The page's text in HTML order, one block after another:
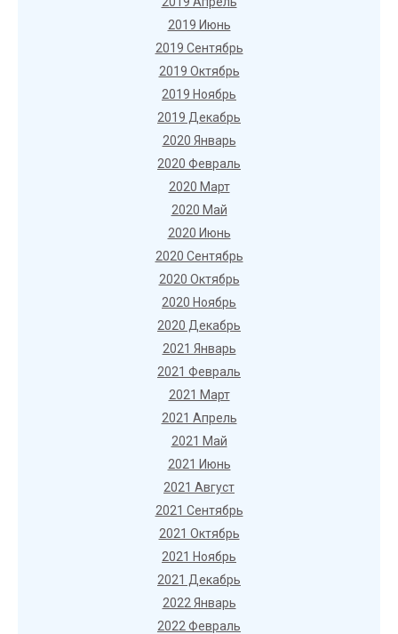
2019 Июнь
2019 Сентябрь
2019 Октябрь
2019 Ноябрь
2019 Декабрь
2020 Январь
2020 Февраль
2020 Март
2020 Май
2020 Июнь
2020 Сентябрь
2020 Октябрь
2020 Ноябрь
2020 Декабрь
2021 Январь
2021 Февраль
2021 Март
2021 Апрель
2021 Май
2021 Июнь
2021 Август
2021 Сентябрь
2021 Октябрь
2021 Ноябрь
2021 Декабрь
2022 Январь
2022 Февраль